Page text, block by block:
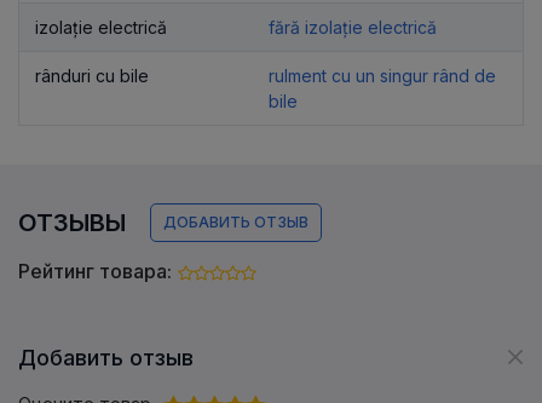
izolație electrică fără izolație electrică
rânduri cu bile
rulment cu un singur rând de
bile
ОТЗЫВЫ ДОБАВИТЬ ОТЗЫВ
Рейтинг товара:
Добавить отзыв